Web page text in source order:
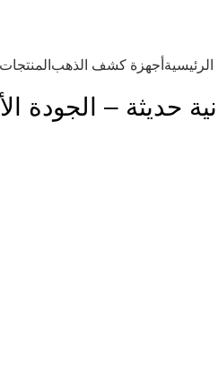
الرئيسية أجهزة كشف الذهب المنتجات
حديثة – الجودة